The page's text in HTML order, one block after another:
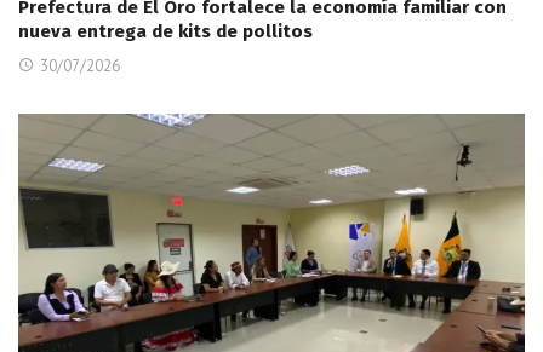
Prefectura de El Oro fortalece la economía familiar con
nueva entrega de kits de pollitos
30/07/2026